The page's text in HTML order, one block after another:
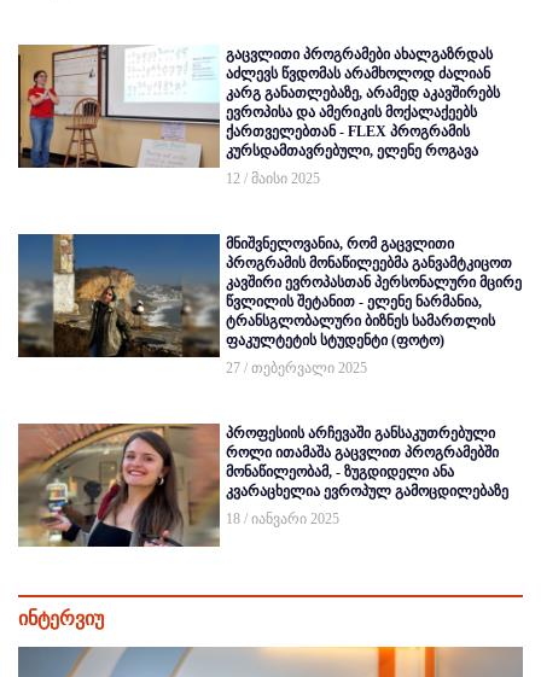
გაცვლითი პროგრამები ახალგაზრდას
აძლევს წვდომას არამხოლოდ ძალიან
კარგ განათლებაზე, არამედ აკავშირებს
ევროპისა და ამერიკის მოქალაქეებს
ქართველებთან - FLEX პროგრამის
კურსდამთავრებული, ელენე როგავა
12 / მაისი 2025
მნიშვნელოვანია, რომ გაცვლითი
პროგრამის მონაწილეებმა განვამტკიცოთ
კავშირი ევროპასთან პერსონალური მცირე
წვლილის შეტანით - ელენე ნარმანია,
ტრანსგლობალური ბიზნეს სამართლის
ფაკულტეტის სტუდენტი (ფოტო)
27 / თებერვალი 2025
პროფესიის არჩევაში განსაკუთრებული
როლი ითამაშა გაცვლით პროგრამებში
მონაწილეობამ, - ზუგდიდელი ანა
კვარაცხელია ევროპულ გამოცდილებაზე
18 / იანვარი 2025
ინტერვიუ